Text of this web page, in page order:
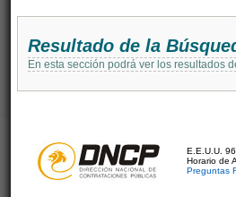
Resultado de la
En esta sección podrá ver los resultados
E.E.U.U.
Horario de
Preguntas